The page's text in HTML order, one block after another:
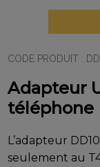
CODE PRODUIT :
Adapteur
téléphone
L’adapteur
seulement au